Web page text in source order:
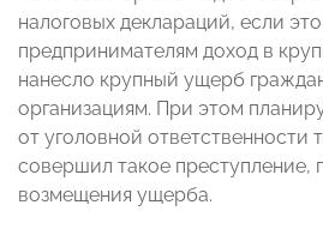
налоговых деклараций, если
предпринимателям доход в
нанесло крупный ущерб
организациям. При этом
от уголовной ответственности
совершил такое преступление,
возмещения ущерба.